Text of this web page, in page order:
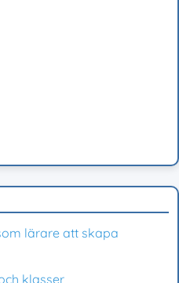
lärare att skapa
klasser